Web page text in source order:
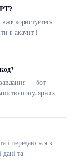
користуєтесь
в акаунт і
— бот
популярних
і передаються в
дані та